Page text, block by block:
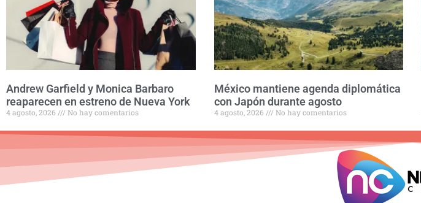
Andrew Garfield y Monica Barbaro
reaparecen en estreno de Nueva York
4 agosto, 2026 No hay comentarios
México mantiene agenda diplomática
con Japón durante agosto
4 agosto, 2026 No hay comentarios